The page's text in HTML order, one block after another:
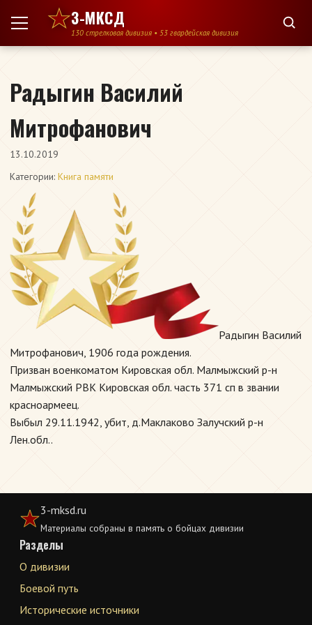
Перейти к содержимому
3-МКСД
130 стрелковая дивизия • 53 гвардейская дивизия
Радыгин Василий
Митрофанович
13.10.2019
Категории: Книга памяти
Радыгин Василий
Митрофанович, 1906 года рождения.
Призван военкоматом Кировская обл. Малмыжский р-н
Малмыжский РВК Кировская обл. часть 371 сп в звании
красноармеец.
Выбыл 29.11.1942, убит, д.Маклаково Залучский р-н
Лен.обл..
3-mksd.ru
Материалы собраны в память о бойцах дивизии
Разделы
О дивизии
Боевой путь
Исторические источники